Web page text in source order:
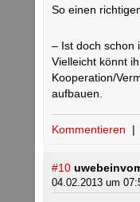
So einen
– Ist doch schon
Vielleicht könnt
Kooperation/
aufbauen.
Kommentieren |
#10
04.02.2013 um